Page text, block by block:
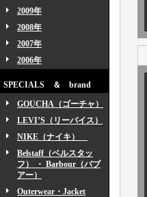
2009年
2008年
2007年
2006年
SPECIALS ＆ brand
GOUCHA（ゴーチャ）
LEVI’S（リーバイス）
NIKE（ナイキ）
Belstaff（ベルスタッ
フ） ・ Barbour（バブ
アー）
Outerwear・Jacket